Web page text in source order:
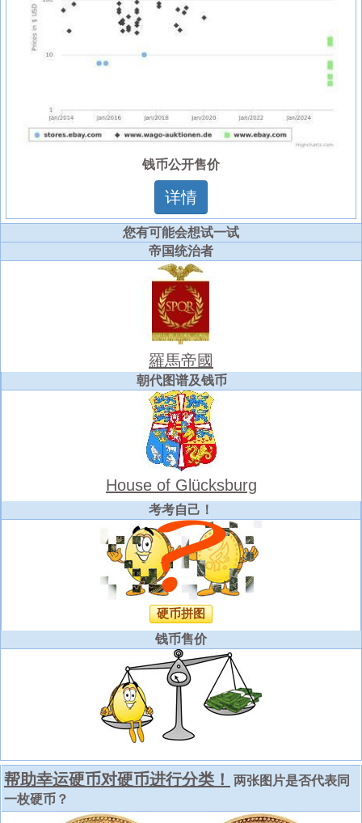
钱币公开售价
详情
您有可能会想试一试
帝国统治者
羅馬帝國
朝代图谱及钱币
House of Glücksburg
考考自己！
硬币拼图
钱币售价
帮助幸运硬币对硬币进行分类！
两张图片是否代表同
一枚硬币？